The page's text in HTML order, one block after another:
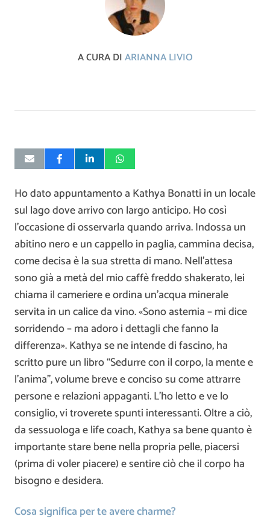
A CURA DIARIANNA LIVIO
Ho dato appuntamento a Kathya Bonatti in un locale
sul lago dove arrivo con largo anticipo. Ho così
l’occasione di osservarla quando arriva. Indossa un
abitino nero e un cappello in paglia, cammina decisa,
come decisa è la sua stretta di mano. Nell’attesa
sono già a metà del mio caffè freddo shakerato, lei
chiama il cameriere e ordina un’acqua minerale
servita in un calice da vino. «Sono astemia – mi dice
sorridendo – ma adoro i dettagli che fanno la
differenza». Kathya se ne intende di fascino, ha
scritto pure un libro “Sedurre con il corpo, la mente e
l’anima”, volume breve e conciso su come attrarre
persone e relazioni appaganti. L’ho letto e ve lo
consiglio, vi troverete spunti interessanti. Oltre a ciò,
da sessuologa e life coach, Kathya sa bene quanto è
importante stare bene nella propria pelle, piacersi
(prima di voler piacere) e sentire ciò che il corpo ha
bisogno e desidera.
Cosa significa per te avere charme?